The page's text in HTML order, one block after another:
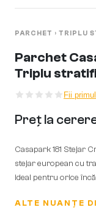
PARCHET › TRIPLU
Parchet
Triplu
Fii
Preț la
Casapark 181 Stejar
stejar european cu
ideal pentru orice
ALTE NUANȚE